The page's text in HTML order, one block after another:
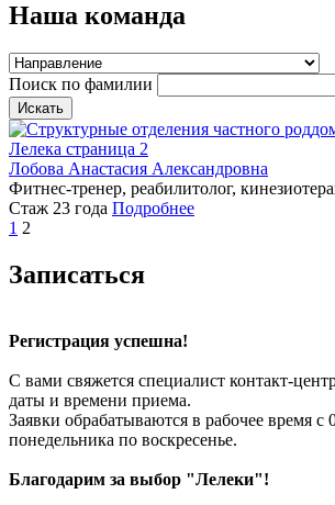
Наша команда
Поиск по фамилии
Лобова Анастасия Александровна
Фитнес-тренер, реабилитолог,
Стаж 23 года Подробнее
1 2
Записаться
Регистрация успешна!
С вами свяжется специалист контакт-
даты и времени приема.
Заявки обрабатываются в рабочее время с
понедельника по воскресенье.
Благодарим за выбор "Лелеки"!